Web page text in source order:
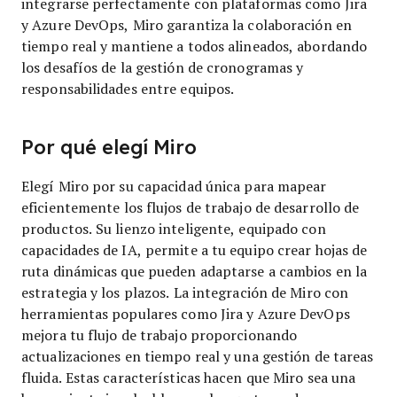
y Azure DevOps, Miro garantiza la colaboración en
tiempo real y mantiene a todos alineados, abordando
los desafíos de la gestión de cronogramas y
responsabilidades entre equipos.
Por qué elegí Miro
Elegí Miro por su capacidad única para mapear
eficientemente los flujos de trabajo de desarrollo de
productos. Su lienzo inteligente, equipado con
capacidades de IA, permite a tu equipo crear hojas de
ruta dinámicas que pueden adaptarse a cambios en la
estrategia y los plazos. La integración de Miro con
herramientas populares como Jira y Azure DevOps
mejora tu flujo de trabajo proporcionando
actualizaciones en tiempo real y una gestión de tareas
fluida. Estas características hacen que Miro sea una